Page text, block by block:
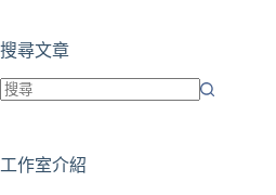
搜尋文章
到
工作室介紹